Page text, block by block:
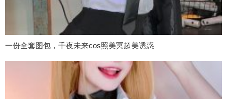
一份全套图包，千夜未来cos照美冥超美诱惑